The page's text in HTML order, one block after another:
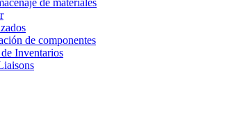
de materiales
de componentes
Inventarios